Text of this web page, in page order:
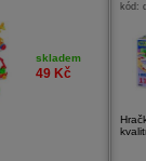
skladem
49 Kč
kód: